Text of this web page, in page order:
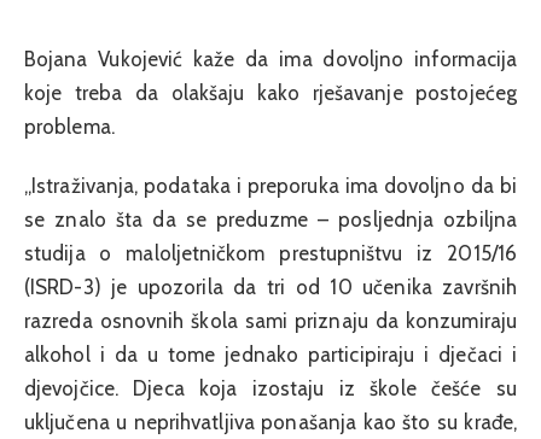
Bojana Vukojević kaže da ima dovoljno informacija
koje treba da olakšaju kako rješavanje postojećeg
problema.
„Istraživanja, podataka i preporuka ima dovoljno da bi
se znalo šta da se preduzme – posljednja ozbiljna
studija o maloljetničkom prestupništvu iz 2015/16
(ISRD-3) je upozorila da tri od 10 učenika završnih
razreda osnovnih škola sami priznaju da konzumiraju
alkohol i da u tome jednako participiraju i dječaci i
djevojčice. Djeca koja izostaju iz škole češće su
uključena u neprihvatljiva ponašanja kao što su krađe,